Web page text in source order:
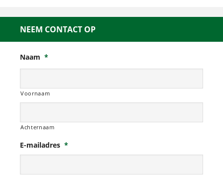
NEEM CONTACT OP
Naam *
Voornaam
Achternaam
E-mailadres *